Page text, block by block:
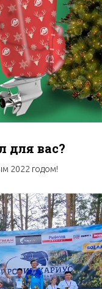
для вас?
2022 годом!